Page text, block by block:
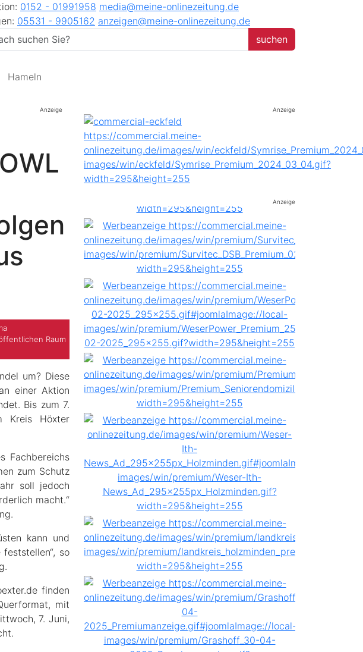
0152 - 01991958 media@meine-onlinezeitung.de
05531 - 9905162 anzeigen@meine-onlinezeitung.de
Hameln
Anzeige
Raum
um? Diese
einer Aktion
Bis zum 7.
Kreis Höxter
Fachbereichs
zum Schutz
soll jedoch
macht.“
kann und
so
finden
mit
7. Juni,
Anzeige
Anzeige